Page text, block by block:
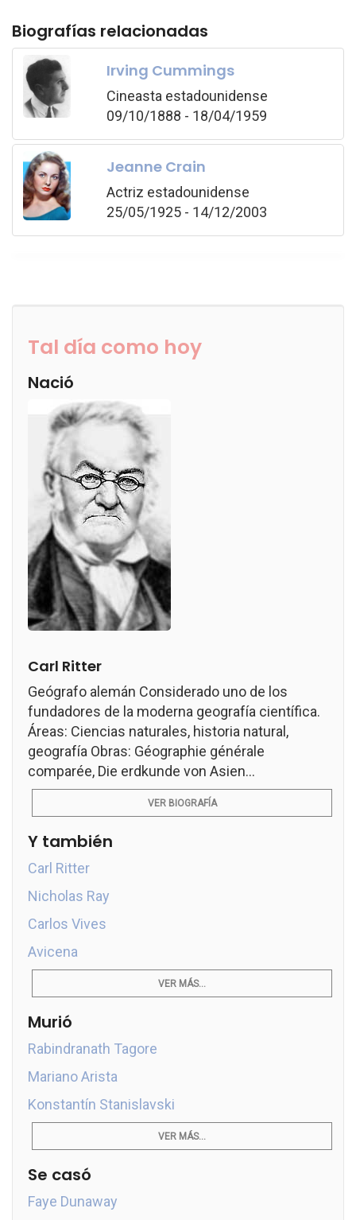
Biografías relacionadas
Irving Cummings
Cineasta estadounidense
09/10/1888 - 18/04/1959
Jeanne Crain
Actriz estadounidense
25/05/1925 - 14/12/2003
Tal día como hoy
Nació
Carl Ritter
Geógrafo alemán Considerado uno de los
fundadores de la moderna geografía científica.
Áreas: Ciencias naturales, historia natural,
geografía Obras: Géographie générale
comparée, Die erdkunde von Asien...
VER BIOGRAFÍA
Y también
Carl Ritter
Nicholas Ray
Carlos Vives
Avicena
VER MÁS...
Murió
Rabindranath Tagore
Mariano Arista
Konstantín Stanislavski
VER MÁS...
Se casó
Faye Dunaway